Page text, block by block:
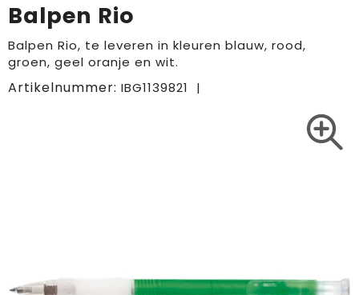
Snoep
Promo
Notitieboekjes
Papier
Glazen en karaffen
Merken
Sportkleding
Overig textiel
Sport & vrije tijd
Rugzakken
Balpen Rio
Balpen Rio, te leveren in kleuren blauw, rood,
groen, geel oranje en wit.
Artikelnummer: IBG1139821